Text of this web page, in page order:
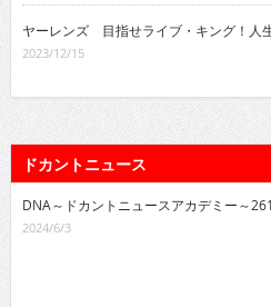
ヤーレンズ 目指せライブ・キング！人
2023/12/15
ドカントニュース
DNA～ドカントニュースアカデミー～
2024/6/3